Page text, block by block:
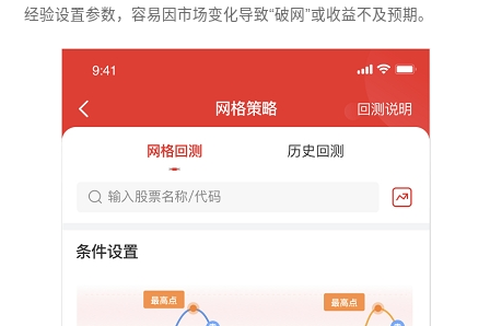
经验设置参数，容易因市场变化导致“破网”或收益不及预期。